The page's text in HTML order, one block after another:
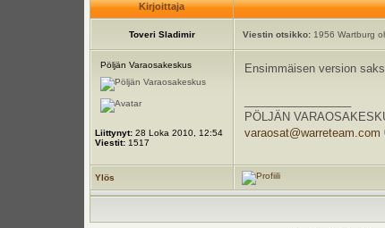
Kirjoittaja
Toveri Sladimir Viestin otsikko: 1956 Wartburg
Pöljän Varaosakeskus
Liittynyt: 28 Loka 2010, 12:54
Viestit: 1517
Ensimmäisen version
PÖLJÄN
varaosat@warreteam.com
Ylös